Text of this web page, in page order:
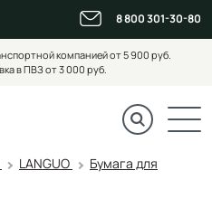
8 800 301-30-80
компанией от 5 900 руб.
в ПВЗ от 3 000 руб.
LANGUO
Бумага для